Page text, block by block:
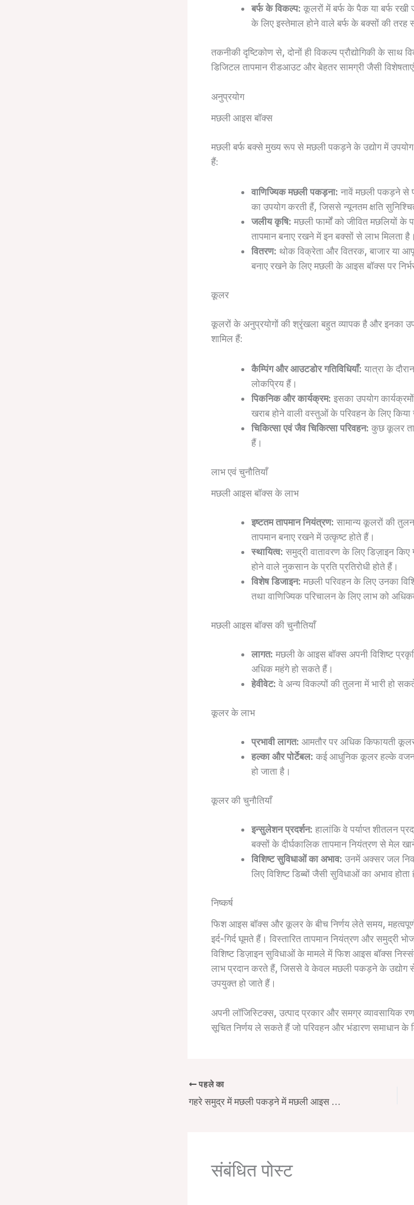
बर्फ के विकल्प: कूलरों में बर्फ के पैक या बर्फ
के लिए इस्तेमाल होने वाले बर्फ के बक्सों की
तकनीकी दृष्टिकोण से, दोनों ही विकल्प प्रौद्योगिकी के साथ
डिजिटल तापमान रीडआउट और बेहतर सामग्री जैसी
अनुप्रयोग
मछली आइस बॉक्स
मछली बर्फ बक्से मुख्य रूप से मछली पकड़ने के उद्योग में
हैं:
वाणिज्यिक मछली पकड़ना: नावें मछली पकड़ने से
का उपयोग करती हैं, जिससे न्यूनतम क्षति
जलीय कृषि: मछली फार्मों को जीवित मछलियों
तापमान बनाए रखने में इन बक्सों से लाभ मिलता है।
वितरण: थोक विक्रेता और वितरक, बाजार या
बनाए रखने के लिए मछली के आइस बॉक्स पर
कूलर
कूलरों के अनुप्रयोगों की श्रृंखला बहुत व्यापक है और इनका
शामिल हैं:
कैम्पिंग और आउटडोर गतिविधियाँ: यात्रा के
लोकप्रिय हैं।
पिकनिक और कार्यक्रम: इसका उपयोग
खराब होने वाली वस्तुओं के परिवहन के लिए किया
चिकित्सा एवं जैव चिकित्सा परिवहन: कुछ कूलर
हैं।
लाभ एवं चुनौतियाँ
मछली आइस बॉक्स के लाभ
इष्टतम तापमान नियंत्रण: सामान्य कूलरों की
तापमान बनाए रखने में उत्कृष्ट होते हैं।
स्थायित्व: समुद्री वातावरण के लिए डिज़ाइन
होने वाले नुकसान के प्रति प्रतिरोधी होते हैं।
विशेष डिजाइन: मछली परिवहन के लिए उनका
तथा वाणिज्यिक परिचालन के लिए लाभ को
मछली आइस बॉक्स की चुनौतियाँ
लागत: मछली के आइस बॉक्स अपनी विशिष्ट
अधिक महंगे हो सकते हैं।
हेवीवेट: वे अन्य विकल्पों की तुलना में भारी हो
कूलर के लाभ
प्रभावी लागत: आमतौर पर अधिक किफायती
हल्का और पोर्टेबल: कई आधुनिक कूलर हल्के वजन
हो जाता है।
कूलर की चुनौतियाँ
इन्सुलेशन प्रदर्शन: हालांकि वे पर्याप्त शीतलन
बक्सों के दीर्घकालिक तापमान नियंत्रण से मेल
विशिष्ट सुविधाओं का अभाव: उनमें अक्सर जल
लिए विशिष्ट डिब्बों जैसी सुविधाओं का अभाव होता
निष्कर्ष
फिश आइस बॉक्स और कूलर के बीच निर्णय लेते समय,
इर्द-गिर्द घूमते हैं। विस्तारित तापमान नियंत्रण और समुद्री
विशिष्ट डिज़ाइन सुविधाओं के मामले में फिश आइस बॉक्स
लाभ प्रदान करते हैं, जिससे वे केवल मछली पकड़ने के उद्योग
उपयुक्त हो जाते हैं।
अपनी लॉजिस्टिक्स, उत्पाद प्रकार और समग्र व्यावसायिक
सूचित निर्णय ले सकते हैं जो परिवहन और भंडारण
पहले का
गहरे समुद्र में मछली पकड़ने में मछली आइस बॉक्स की आवश्यक भूमिका: प्रौद्योगिकी और अनुप्रयोग
संबंधित पोस्ट